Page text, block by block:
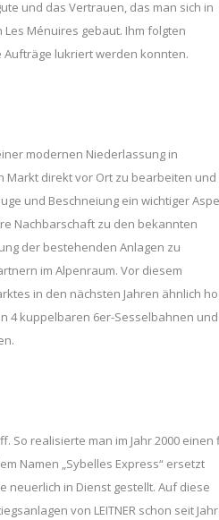
und das Vertrauen, das man sich in
Les Ménuires gebaut. Ihm folgten
Aufträge lukriert werden konnten.
modernen Niederlassung in
Markt direkt vor Ort zu bearbeiten und
und Beschneiung ein wichtiger
Nachbarschaft zu den bekannten
der bestehenden Anlagen zu
im Alpenraum. Vor diesem
in den nächsten Jahren ähnlich
4 kuppelbaren 6er-Sesselbahnen und
So realisierte man im Jahr 2000 einen
Namen „Sybelles Express“ ersetzt
neuerlich in Dienst gestellt. Auf diese
von LEITNER schon seit